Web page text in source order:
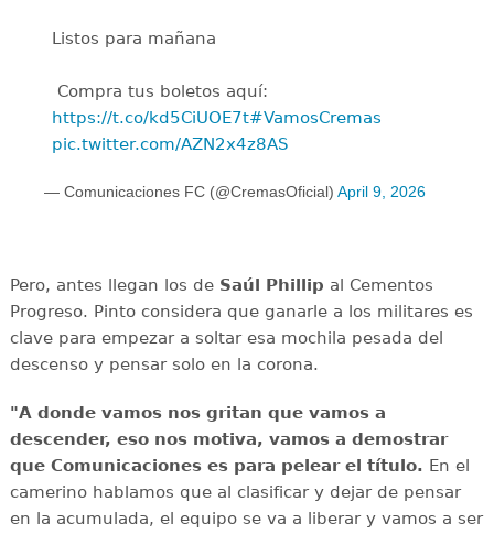
Listos para mañana
️ Compra tus boletos aquí:
https://t.co/kd5CiUOE7t#VamosCremas
pic.twitter.com/AZN2x4z8AS
— Comunicaciones FC (@CremasOficial) April 9, 2026
Pero, antes llegan los de Saúl Phillip al Cementos
Progreso. Pinto considera que ganarle a los militares es
clave para empezar a soltar esa mochila pesada del
descenso y pensar solo en la corona.
"A donde vamos nos gritan que vamos a
descender, eso nos motiva, vamos a demostrar
que Comunicaciones es para pelear el título. En el
camerino hablamos que al clasificar y dejar de pensar
en la acumulada, el equipo se va a liberar y vamos a ser